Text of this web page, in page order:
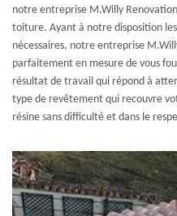
notre entreprise M.Willy
toiture. Ayant à notre disposition
nécessaires, notre entreprise
parfaitement en mesure de vous
résultat de travail qui répond à
type de revêtement qui recouvre
résine sans difficulté et dans le